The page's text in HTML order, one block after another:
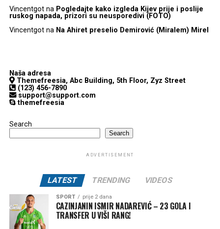
Vincentgotna Pogledajte kako izgleda Kijev prije i poslije
ruskog napada, prizori su neusporedivi (FOTO)
Vincentgotna Na Ahiret preselio Demirović (Miralem) Mirel
Naša adresa
Themefreesia, Abc Building, 5th Floor, Zyz Street
(123) 456-7890
support@support.com
themefreesia
Search
Search
ADVERTISEMENT
LATEST TRENDING VIDEOS
SPORT prije 2 dana
CAZINJANIN ISMIR NADAREVIĆ – 23 GOLA I
TRANSFER U VIŠI RANG!